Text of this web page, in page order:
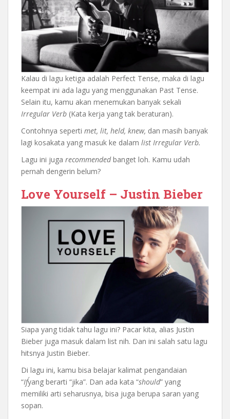
Kalau di lagu ketiga adalah Perfect Tense, maka di lagu
keempat ini ada lagu yang menggunakan Past Tense.
Selain itu, kamu akan menemukan banyak sekali
Irregular Verb (Kata kerja yang tak beraturan).
Contohnya seperti met, lit, held, knew, dan masih banyak
lagi kosakata yang masuk ke dalam list Irregular Verb.
Lagu ini juga recommendedbanget loh. Kamu udah
pernah dengerin belum?
Love Yourself – Justin Bieber
Siapa yang tidak tahu lagu ini? Pacar kita, alias Justin
Bieber juga masuk dalam list nih. Dan ini salah satu lagu
hitsnya Justin Bieber.
Di lagu ini, kamu bisa belajar kalimat pengandaian
“If´yang berarti “jika”. Dan ada kata “should” yang
memiliki arti seharusnya, bisa juga berupa saran yang
sopan.